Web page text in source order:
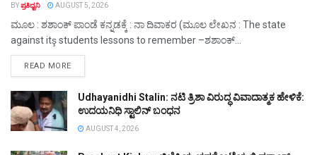
BYಪ್ರತಿಧ್ವನಿ AUGUST 5, 2026
ಮೂಲ : ಶಶಾಂಕ್ ಪಾಂಡೆ ಕನ್ನಡಕ್ಕೆ : ನಾ ದಿವಾಕರ (ಮೂಲ ಲೇಖನ : The state
against itş students lessons to remember –ಶಶಾಂಕ್...
READ MOREDETAILS
Udhayanidhi Stalin: ನಟಿ ತ್ರಿಶಾ ವಿರುದ್ಧ ವಿವಾದಾತ್ಮಕ ಹೇಳಿಕೆ:
ಉದಯನಿಧಿ ಸ್ಟಾಲಿನ್ ಬಂಧನ
AUGUST 4, 2026